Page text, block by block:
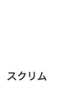
スクリム